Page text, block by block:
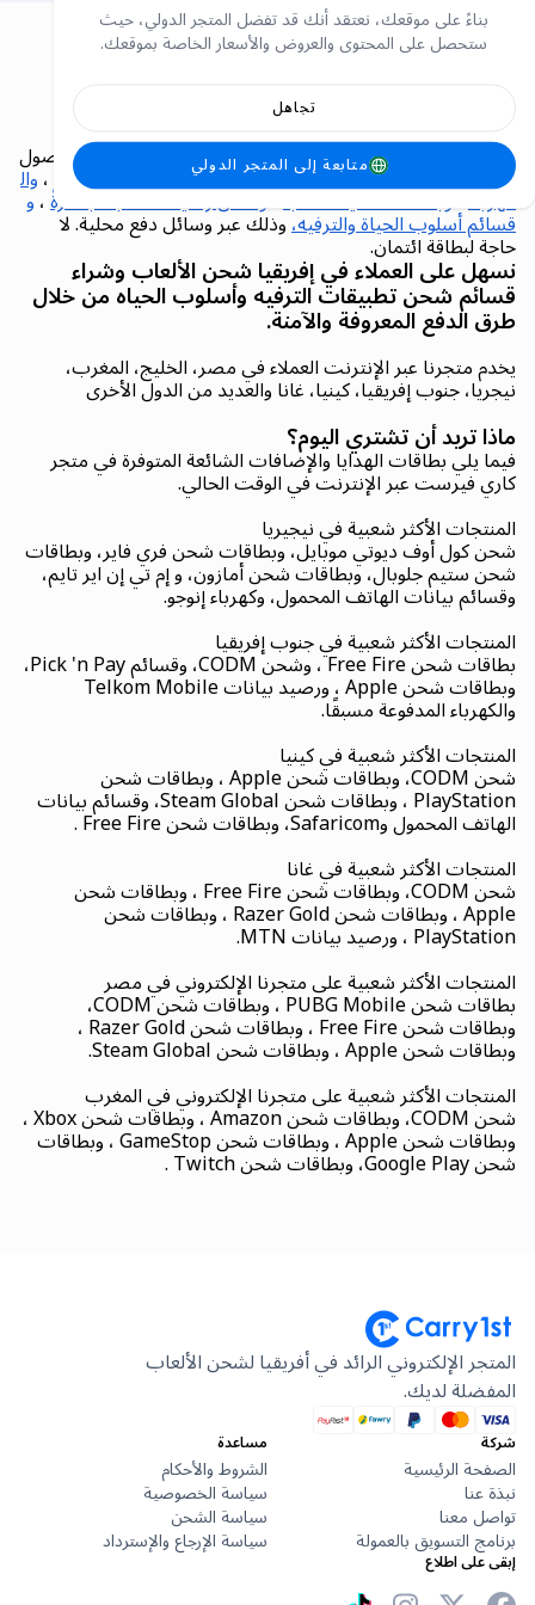
الإلكتروني الرائد في إفريقيا
متجر Carry1st هو متجر إلكتروني أفريقي رائد يوفر سهولة الوصول
إلى الاحتياجات اليومية الأساسية مثلرصيد الهاتف والبيانات ،وال
كهرباء،وبطاقات هدايا الألعاب،وشحن رصيد الألعاب مباشرةً،و
قسائم أسلوب الحياة والترفيه،وذلك عبر وسائل دفع محلية. لا
حاجة لبطاقة ائتمان.
نسهل على العملاء في إفريقيا شحن الألعاب وشراء
قسائم شحن تطبيقات الترفيه وأسلوب الحياه من خلال
طرق الدفع المعروفة والآمنة.
يخدم متجرنا عبر الإنترنت العملاء في مصر، الخليج، المغرب،
نيجريا، جنوب إفريقيا، كينيا، غانا والعديد من الدول الأخرى
ماذا تريد أن تشتري اليوم؟
فيما يلي بطاقات الهدايا والإضافات الشائعة المتوفرة في متجر
كاري فيرست عبر الإنترنت في الوقت الحالي.
المنتجات الأكثر شعبية في نيجيريا
شحن كول أوف ديوتي موبايل، وبطاقات شحن فري فاير، وبطاقات
شحن ستيم جلوبال، وبطاقات شحن أمازون، و إم تي إن اير تايم،
وقسائم بيانات الهاتف المحمول، وكهرباء إنوجو.
المنتجات الأكثر شعبية في جنوب إفريقيا
بطاقات شحن Free Fire ، وشحن CODM، وقسائم Pick 'n Pay،
وبطاقات شحن Apple ، ورصيد بيانات Telkom Mobile
والكهرباء المدفوعة مسبقًا.
المنتجات الأكثر شعبية في كينيا
شحن CODM، وبطاقات شحن Apple ، وبطاقات شحن
PlayStation ، وبطاقات شحن Steam Global، وقسائم بيانات
الهاتف المحمول وSafaricom، وبطاقات شحن Free Fire .
المنتجات الأكثر شعبية في غانا
شحن CODM، وبطاقات شحن Free Fire ، وبطاقات شحن
Apple ، وبطاقات شحن Razer Gold ، وبطاقات شحن
PlayStation ، ورصيد بيانات MTN.
المنتجات الأكثر شعبية على متجرنا الإلكتروني في مصر
بطاقات شحن PUBG Mobile ، وبطاقات شحن CODM،
وبطاقات شحن Free Fire ، وبطاقات شحن Razer Gold ،
وبطاقات شحن Apple ، وبطاقات شحن Steam Global.
المنتجات الأكثر شعبية على متجرنا الإلكتروني في المغرب
شحن CODM، وبطاقات شحن Amazon ، وبطاقات شحن Xbox ،
وبطاقات شحن Apple ، وبطاقات شحن GameStop ، وبطاقات
شحن Google Play، وبطاقات شحن Twitch .
المتجر الإلكتروني الرائد في أفريقيا لشحن الألعاب
المفضلة لديك.
شركة
الصفحة الرئيسية
نبذة عنا
تواصل معنا
برنامج التسويق بالعمولة
مساعدة
الشروط والأحكام
سياسة الخصوصية
سياسة الشحن
سياسة الإرجاع والإسترداد
إبقى على اطلاع
بناءً على موقعك، نعتقد أنك قد تفضل المتجر الدولي، حيث
ستحصل على المحتوى والعروض والأسعار الخاصة بموقعك.
تجاهل
متابعة إلى المتجر الدولي